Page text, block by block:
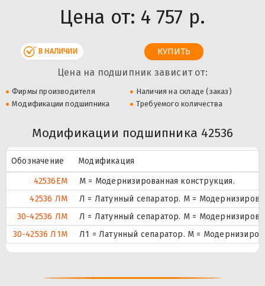
Цена от: 4 757 р.
В НАЛИЧИИ
Цена на подшипник зависит от:
Фирмы производителя
Наличия на складе (заказ)
Модификации подшипника
Требуемого количества
Модификации подшипника 42536
Обозначение
Модификация
42536EМ
М = Модернизированная конструкция.
42536 ЛМ
Л = Латунный сепаратор. М =
30-42536 ЛМ
Л = Латунный сепаратор. М =
30-42536 Л1М
Л1 = Латунный сепаратор. М =